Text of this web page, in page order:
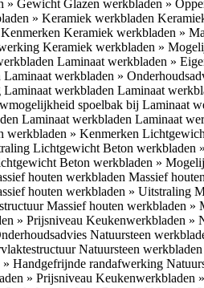
» Gewicht Glazen werkbladen »
» Keramiek werkbladen
Keramiek werkbladen »
Keramiek werkbladen »
Laminaat werkbladen »
Laminaat werkbladen »
werkbladen Laminaat
spoelbak bij Laminaat
Laminaat werkbladen Laminaat
werkbladen » Kenmerken
Lichtgewicht Beton werkbladen
Beton werkbladen »
houten werkbladen Massief
houten werkbladen » Uitstraling
Massief houten werkbladen »
» Prijsniveau Keukenwerkbladen »
Natuursteen
Natuursteen
» Handgefrijnde randafwerking
» Prijsniveau Keukenwerkbladen